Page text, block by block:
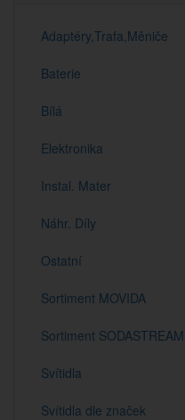
Adaptéry,Trafa,Měniče
Baterie
Bílá
Elektronika
Instal. Mater
Náhr. Díly
Ostatní
Sortiment MOVIDA
Sortiment SODASTREAM
Svítidla
Svítidla dle značek